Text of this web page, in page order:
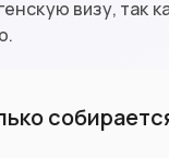
визу, так